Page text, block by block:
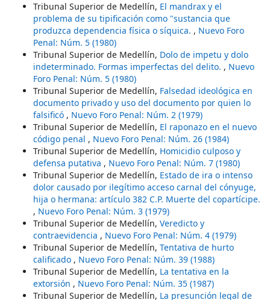
Tribunal Superior de Medellín, El mandrax y el
problema de su tipificación como "sustancia que
produzca dependencia física o síquica. , Nuevo Foro
Penal: Núm. 5 (1980)
Tribunal Superior de Medellín, Dolo de impetu y dolo
indeterminado. Formas imperfectas del delito. , Nuevo
Foro Penal: Núm. 5 (1980)
Tribunal Superior de Medellín, Falsedad ideológica en
documento privado y uso del documento por quien lo
falsificó , Nuevo Foro Penal: Núm. 2 (1979)
Tribunal Superior de Medellín, El raponazo en el nuevo
código penal , Nuevo Foro Penal: Núm. 26 (1984)
Tribunal Superior de Medellín, Homicidio culposo y
defensa putativa , Nuevo Foro Penal: Núm. 7 (1980)
Tribunal Superior de Medellín, Estado de ira o intenso
dolor causado por ilegítimo acceso carnal del cónyuge,
hija o hermana: artículo 382 C.P. Muerte del copartícipe.
, Nuevo Foro Penal: Núm. 3 (1979)
Tribunal Superior de Medellín, Veredicto y
contraevidencia , Nuevo Foro Penal: Núm. 4 (1979)
Tribunal Superior de Medellín, Tentativa de hurto
calificado , Nuevo Foro Penal: Núm. 39 (1988)
Tribunal Superior de Medellín, La tentativa en la
extorsión , Nuevo Foro Penal: Núm. 35 (1987)
Tribunal Superior de Medellín, La presunción legal de